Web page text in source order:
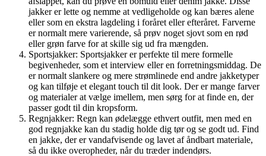
jakker er lette og nemme at vedligeholde og kan bæres alene
eller som en ekstra lagdeling i foråret eller efteråret. Farverne
er normalt mere varierende, så prøv noget sjovt som en rød
eller grøn farve for at skille sig ud fra mængden.
Sportsjakker: Sportsjakker er perfekte til mere formelle
begivenheder, som et interview eller en forretningsmiddag. De
er normalt slankere og mere strømlinede end andre jakketyper
og kan tilføje et elegant touch til dit look. Der er mange farver
og materialer at vælge imellem, men sørg for at finde en, der
passer godt til din kropsform.
Regnjakker: Regn kan ødelægge ethvert outfit, men med en
god regnjakke kan du stadig holde dig tør og se godt ud. Find
en jakke, der er vandafvisende og lavet af åndbart materiale,
så du ikke overopheder, når du træder indendørs.